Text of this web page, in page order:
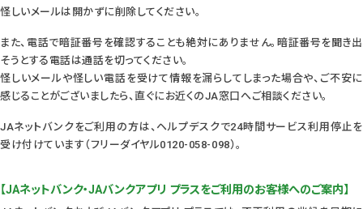
怪しいメールは開かずに削除してください。
また、電話で暗証番号を確認することも絶対にありません。暗証番号を聞き出
そうとする電話は通話を切ってください。
怪しいメールや怪しい電話を受けて情報を漏らしてしまった場合や、ご不安に
感じることがございましたら、直ぐにお近くのJA窓口へご相談ください。
JAネットバンクをご利用の方は、ヘルプデスクで24時間サービス利用停止を
受け付けています（フリーダイヤル0120-058-098）。
【JAネットバンク・JAバンクアプリ プラスをご利用のお客様へのご案内】